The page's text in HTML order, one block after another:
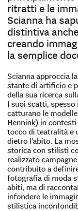
ritratti e le
Scianna ha
distintiva
creando
la semplice
Scianna approccia
stante di artificio e
della sua ricerca
I suoi scatti, spesso
catturano le
Hennink) in
tocco di teatralità e
dietro l’abito. La
storica con stilisti
realizzato
contribuito a
fotografia di moda
abiti, ma di
infondere le
stilistica